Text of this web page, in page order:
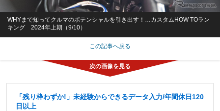
WHYまで知ってクルマのポテンシャルを引き出す！…カスタムHOW TOラン
キング 2024年上期（9/10）
この記事へ戻る
「残り枠わずか!」未経験からできるデータ入力/年間休日120
日以上